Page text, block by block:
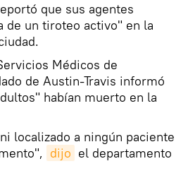
que sus agentes
de un tiroteo activo" en la
Médicos de
de Austin-Travis informó
habían muerto en la
localizado a ningún paciente
dijo el departamento